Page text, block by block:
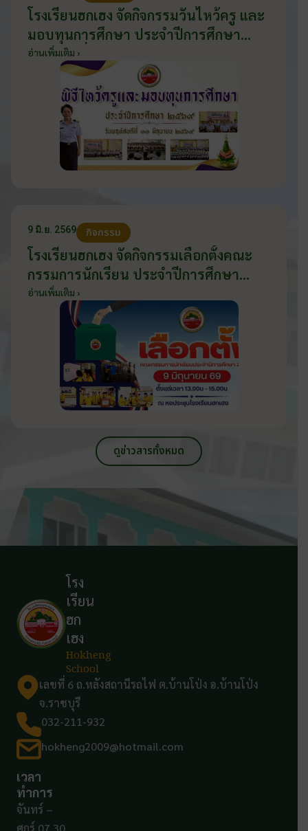
โรงเรียนฮกเฮง จัดกิจกรรมวันไหว้ครู และ
มอบทุนการศึกษา ประจำปีการศึกษา
2569 วันที่ 11 มิถุนายน 2569
อ่านเพิ่มเติม ›
9 มิ.ย. 2569 กิจกรรม
โรงเรียนฮกเฮง จัดกิจกรรมเลือกตั้งคณะ
กรรมการนักเรียน ประจำปีการศึกษา
2569 ส่งเสริมประชาธิปไตยในโรงเรียน
วันที่ 9 มิถุนายน 2569
อ่านเพิ่มเติม ›
ดูข่าวสารทั้งหมด
โรง
เรียน
ฮก
เฮง
Hokheng
School
เลขที่ 6 ถ.หลังสถานีรถไฟ ต.บ้านโป่ง อ.บ้านโป่ง
จ.ราชบุรี
032-211-932
hokheng2009@hotmail.com
เวลา
ทำการ
จันทร์ –
ศุกร์ 07.30